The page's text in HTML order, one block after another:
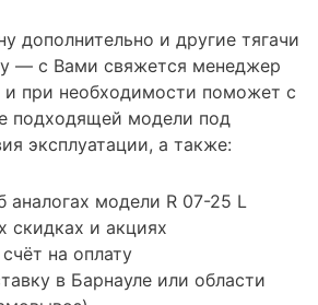
дополнительно и другие тягачи
— с Вами свяжется менеджер
при необходимости поможет с
подходящей модели под
эксплуатации, а также:
аналогах модели R 07-25 L
скидках и акциях
на оплату
в Барнауле или области